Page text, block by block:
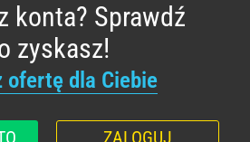
konta? Sprawdź
zyskasz!
ofertę dla Ciebie
ZALOGUJ